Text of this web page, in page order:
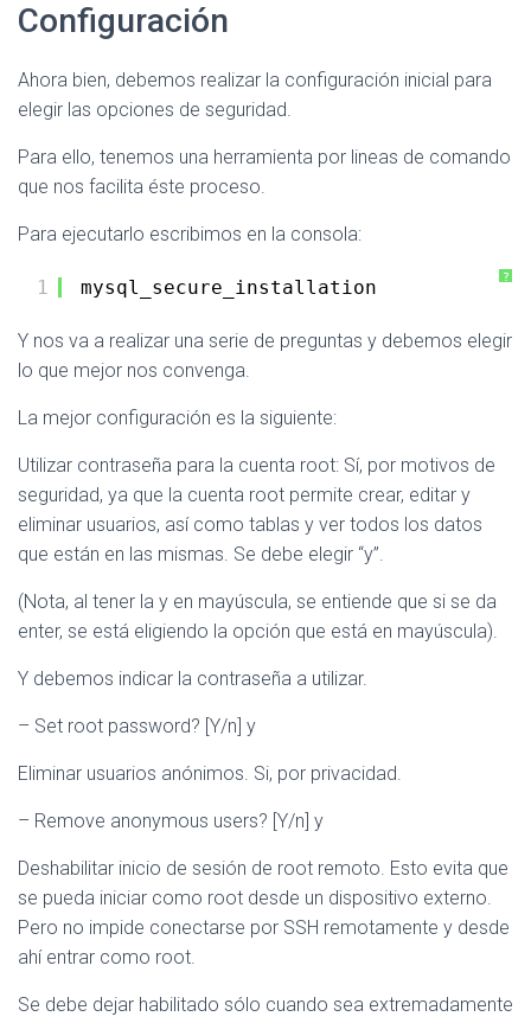
Configuración
Ahora bien, debemos realizar la configuración inicial para
elegir las opciones de seguridad.
Para ello, tenemos una herramienta por lineas de comando
que nos facilita éste proceso.
Para ejecutarlo escribimos en la consola:
?
1 mysql_secure_installation
Y nos va a realizar una serie de preguntas y debemos elegir
lo que mejor nos convenga.
La mejor configuración es la siguiente:
Utilizar contraseña para la cuenta root: Sí, por motivos de
seguridad, ya que la cuenta root permite crear, editar y
eliminar usuarios, así como tablas y ver todos los datos
que están en las mismas. Se debe elegir “y”.
(Nota, al tener la y en mayúscula, se entiende que si se da
enter, se está eligiendo la opción que está en mayúscula).
Y debemos indicar la contraseña a utilizar.
– Set root password? [Y/n] y
Eliminar usuarios anónimos. Si, por privacidad.
– Remove anonymous users? [Y/n] y
Deshabilitar inicio de sesión de root remoto. Esto evita que
se pueda iniciar como root desde un dispositivo externo.
Pero no impide conectarse por SSH remotamente y desde
ahí entrar como root.
Se debe dejar habilitado sólo cuando sea extremadamente